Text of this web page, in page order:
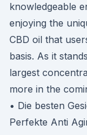
knowledgeable
enjoying the
CBD oil that
basis. As it
largest
more in the
• Die besten
Perfekte Anti